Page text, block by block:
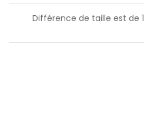
Différence de taille est de 1